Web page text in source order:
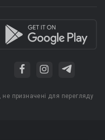
призначені для перегляду